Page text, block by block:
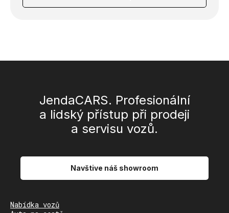
JendaCARS. Profesionální
a lidský přístup při prodeji
a servisu vozů.
Navštive náš showroom
Nabídka vozů